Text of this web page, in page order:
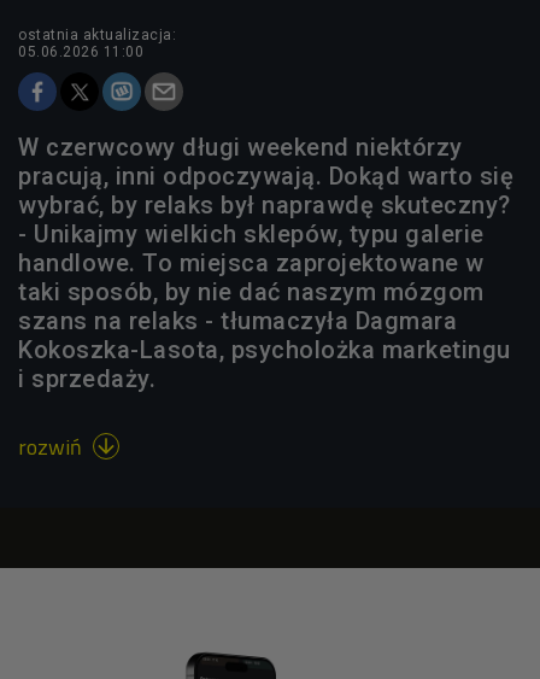
ostatnia aktualizacja:
05.06.2026 11:00
W czerwcowy długi weekend niektórzy
pracują, inni odpoczywają. Dokąd warto się
wybrać, by relaks był naprawdę skuteczny?
- Unikajmy wielkich sklepów, typu galerie
handlowe. To miejsca zaprojektowane w
taki sposób, by nie dać naszym mózgom
szans na relaks - tłumaczyła Dagmara
Kokoszka-Lasota, psycholożka marketingu
i sprzedaży.
rozwiń 